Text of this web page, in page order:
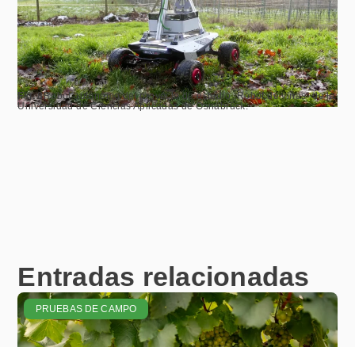
Fig. 8Robot autónomo del proyecto de estudio „Robot de viñas“ de la
Universidad de Ciencias Aplicadas de Osnabrück.
Entradas relacionadas
PRUEBAS DE CAMPO